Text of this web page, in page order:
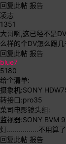
回复此帖 报告
凌志
1351
大哥啊,这已经不是
么样的个DV怎么跟
回复此帖 报告
blue7
5180
给个清单:
摄象机:SONY
转接口:pro35
菜司电影镜头组
监视器:SONY
灯................不用算
回复此帖 报告